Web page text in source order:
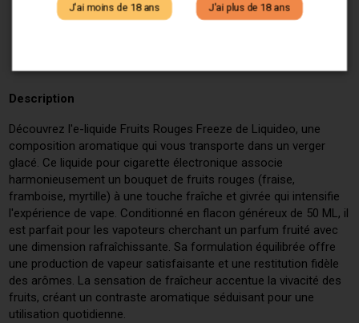
Description
Découvrez l'e-liquide Fruits Rouges Freeze de Liquideo, une
composition aromatique qui vous transporte dans un verger
glacé. Ce liquide pour cigarette électronique associe
harmonieusement un bouquet de fruits rouges (fraise,
framboise, myrtille) à une touche fraîche et givrée qui intensifie
l'expérience de vape. Conditionné en flacon généreux de 50 ML, il
est parfait pour les vapoteurs cherchant un parfum fruité avec
une dimension rafraîchissante. Sa formulation équilibrée offre
une production de vapeur satisfaisante et une restitution fidèle
des arômes. La sensation de fraîcheur accentue la vivacité des
fruits, créant un contraste aromatique séduisant pour une
utilisation quotidienne.
J'ai moins de 18 ans J'ai plus de 18 ans